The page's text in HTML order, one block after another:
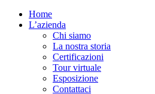
Home
L’azienda
Chi siamo
La nostra storia
Certificazioni
Tour virtuale
Esposizione
Contattaci